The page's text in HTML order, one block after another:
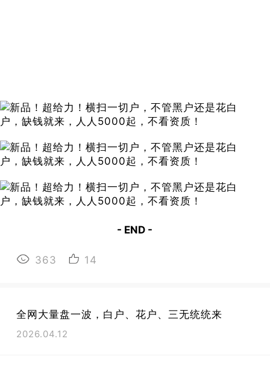
- END -
363 14
全网大量盘一波，白户、花户、三无统统来
2026.04.12